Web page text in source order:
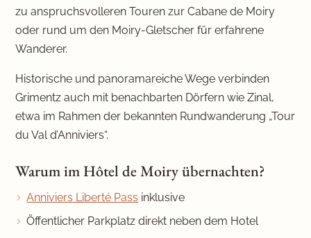
zu anspruchsvolleren Touren zur Cabane de Moiry
oder rund um den Moiry-Gletscher für erfahrene
Wanderer.
Historische und panoramareiche Wege verbinden
Grimentz auch mit benachbarten Dörfern wie Zinal,
etwa im Rahmen der bekannten Rundwanderung „Tour
du Val d’Anniviers“.
Warum im Hôtel de Moiry übernachten?
Anniviers Liberté Pass inklusive
Öffentlicher Parkplatz direkt neben dem Hotel